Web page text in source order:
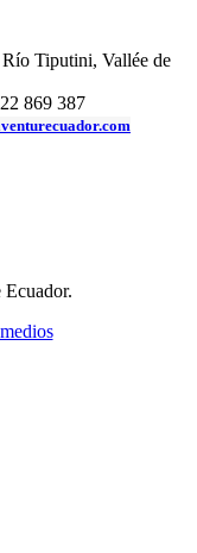
Tiputini, Vallée de
869 387